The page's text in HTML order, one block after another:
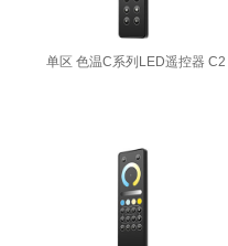
单区 色温C系列LED遥控器 C2